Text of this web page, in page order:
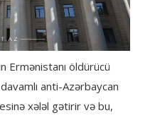
Ermənistanı öldürücü
anti-Azərbaycan
xələl gətirir və bu,